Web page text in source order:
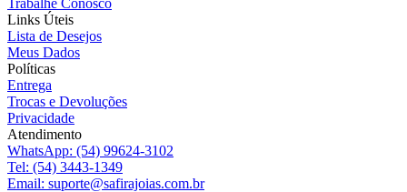
Links Úteis
Lista de Desejos
Meus Dados
Políticas
Entrega
Trocas e Devoluções
Privacidade
Atendimento
WhatsApp: (54) 99624-3102
Tel: (54) 3443-1349
Email: suporte@safirajoias.com.br